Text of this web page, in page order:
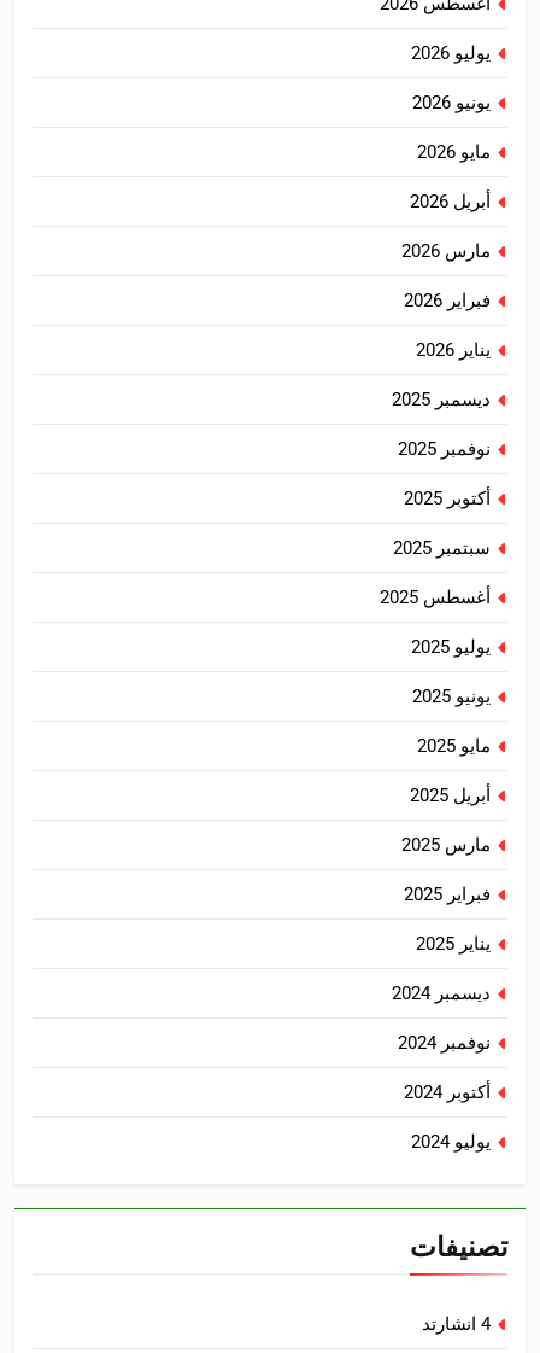
يوليو 2026
يونيو 2026
مايو 2026
أبريل 2026
مارس 2026
فبراير 2026
يناير 2026
ديسمبر 2025
نوفمبر 2025
أكتوبر 2025
سبتمبر 2025
أغسطس 2025
يوليو 2025
يونيو 2025
مايو 2025
أبريل 2025
مارس 2025
فبراير 2025
يناير 2025
ديسمبر 2024
نوفمبر 2024
أكتوبر 2024
يوليو 2024
تصنيفات
4 انشارتد